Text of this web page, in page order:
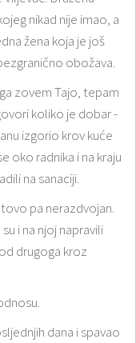
nikad nije imao, a
žena koja je još
obožava.
zovem Tajo, tepam
koliko je dobar -
izgorio krov kuće
oko radnika i na kraju
na sanaciji.
pa nerazdvojan.
i na njoj napravili
drugoga kroz
dana i spavao